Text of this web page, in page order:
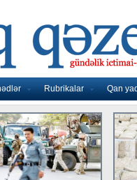
Rubrikalar Qan